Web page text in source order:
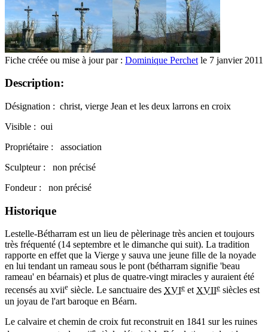
Fiche créée ou mise à jour par : Dominique Perchet le 7 janvier 2011
Description:
Désignation : christ, vierge Jean et les deux larrons en croix
Visible : oui
Propriétaire : association
Sculpteur : non précisé
Fondeur : non précisé
Historique
Lestelle-Bétharram est un lieu de pèlerinage très ancien et toujours
très fréquenté (14 septembre et le dimanche qui suit). La tradition
rapporte en effet que la Vierge y sauva une jeune fille de la noyade
en lui tendant un rameau sous le pont (bétharram signifie 'beau
rameau' en béarnais) et plus de quatre-vingt miracles y auraient été
recensés au xviie siècle. Le sanctuaire des XVIe et XVIIe siècles est
un joyau de l'art baroque en Béarn.
Le calvaire et chemin de croix fut reconstruit en 1841 sur les ruines